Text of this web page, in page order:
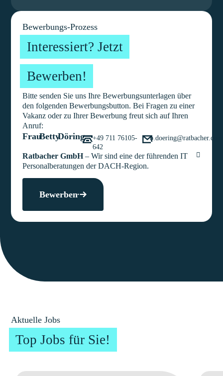
Bewerbungs-Prozess
Interessiert? Jetzt
Bewerben!
Bitte senden Sie uns Ihre Bewerbungsunterlagen über
den folgenden Bewerbungsbutton. Bei Fragen zu einer
Vakanz oder zu Ihrer Bewerbung freut sich auf Ihren
Anruf:
FrauBettyDöring
+49 711 76105-
642
b.doering@ratbacher.com
Ratbacher GmbH– Wir sind eine der führenden IT
Personalberatungen der DACH-Region.
Bewerben
Aktuelle Jobs
Top Jobs für Sie!